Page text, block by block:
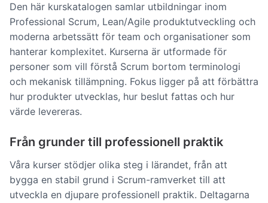
Den här kurskatalogen samlar utbildningar inom
Professional Scrum, Lean/Agile produktutveckling och
moderna arbetssätt för team och organisationer som
hanterar komplexitet. Kurserna är utformade för
personer som vill förstå Scrum bortom terminologi
och mekanisk tillämpning. Fokus ligger på att förbättra
hur produkter utvecklas, hur beslut fattas och hur
värde levereras.
Från grunder till professionell praktik
Våra kurser stödjer olika steg i lärandet, från att
bygga en stabil grund i Scrum-ramverket till att
utveckla en djupare professionell praktik. Deltagarna